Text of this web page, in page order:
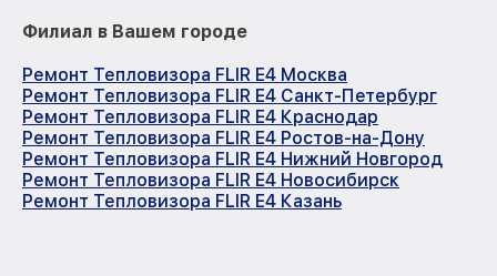
Филиал в Вашем городе
Ремонт Тепловизора FLIR E4 Москва
Ремонт Тепловизора FLIR E4 Санкт-Петербург
Ремонт Тепловизора FLIR E4 Краснодар
Ремонт Тепловизора FLIR E4 Ростов-на-Дону
Ремонт Тепловизора FLIR E4 Нижний Новгород
Ремонт Тепловизора FLIR E4 Новосибирск
Ремонт Тепловизора FLIR E4 Казань